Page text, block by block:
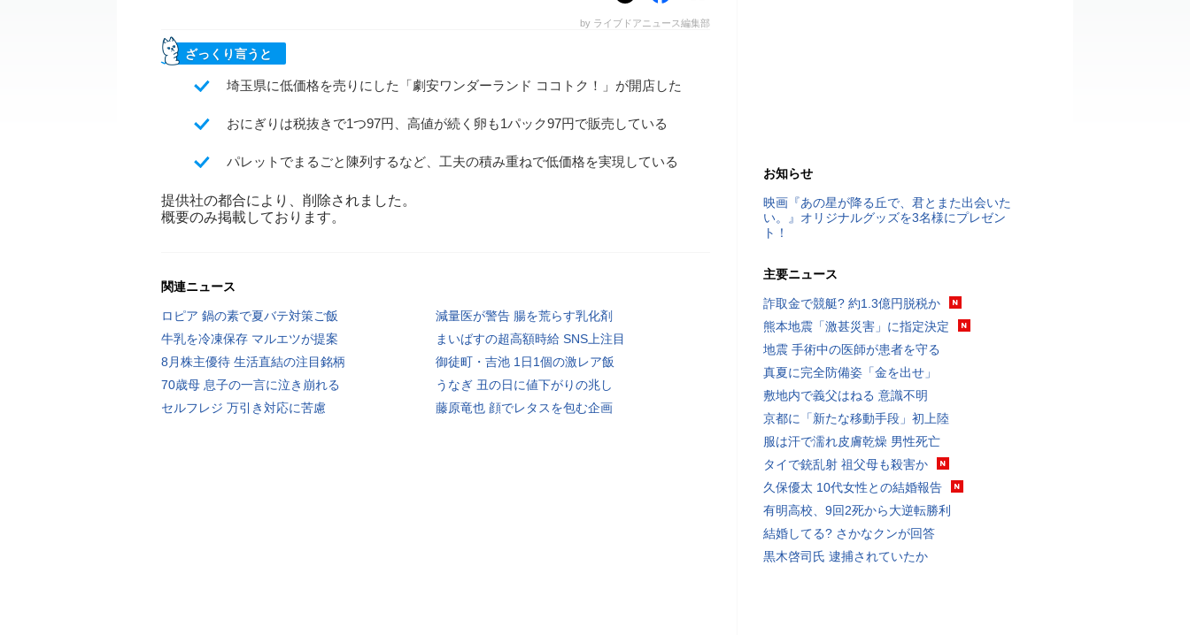
by ライブドアニュース編集部
ざっくり言うと
埼玉県に低価格を売りにした「劇安ワンダーランド ココトク！」が開店した
おにぎりは税抜きで1つ97円、高値が続く卵も1パック97円で販売している
パレットでまるごと陳列するなど、工夫の積み重ねで低価格を実現している
提供社の都合により、削除されました。
概要のみ掲載しております。
関連ニュース
ロピア 鍋の素で夏バテ対策ご飯
減量医が警告 腸を荒らす乳化剤
牛乳を冷凍保存 マルエツが提案
まいばすの超高額時給 SNS上注目
8月株主優待 生活直結の注目銘柄
御徒町・吉池 1日1個の激レア飯
70歳母 息子の一言に泣き崩れる
うなぎ 丑の日に値下がりの兆し
セルフレジ 万引き対応に苦慮
藤原竜也 顔でレタスを包む企画
お知らせ
映画『あの星が降る丘で、君とまた出会いた
い。』オリジナルグッズを3名様にプレゼン
ト！
主要ニュース
詐取金で競艇? 約1.3億円脱税か
熊本地震「激甚災害」に指定決定
地震 手術中の医師が患者を守る
真夏に完全防備姿「金を出せ」
敷地内で義父はねる 意識不明
京都に「新たな移動手段」初上陸
服は汗で濡れ皮膚乾燥 男性死亡
タイで銃乱射 祖父母も殺害か
久保優太 10代女性との結婚報告
有明高校、9回2死から大逆転勝利
結婚してる? さかなクンが回答
黒木啓司氏 逮捕されていたか